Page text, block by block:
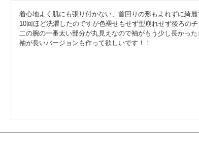
着心地よく肌にも張り付かない、首回りの形もよれずに綺麗
10回ほど洗濯したのですが色褪せもせず型崩れせず後ろの
二の腕の一番太い部分が丸見えなので袖がもう少し長かっ
袖が長いバージョンも作って欲しいです！！